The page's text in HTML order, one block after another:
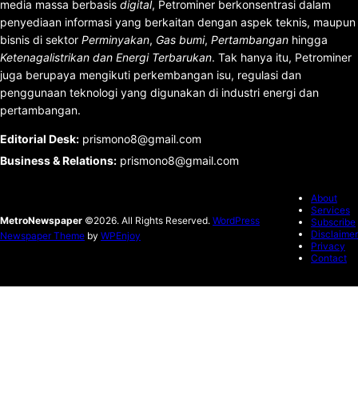
media massa berbasis digital, Petrominer berkonsentrasi dalam
penyediaan informasi yang berkaitan dengan aspek teknis, maupun
bisnis di sektor Perminyakan, Gas bumi, Pertambangan hingga
Ketenagalistrikan dan Energi Terbarukan. Tak hanya itu, Petrominer
juga berupaya mengikuti perkembangan isu, regulasi dan
penggunaan teknologi yang digunakan di industri energi dan
pertambangan.
Editorial Desk: prismono8@gmail.com
Business & Relations: prismono8@gmail.com
MetroNewspaper ©2026. All Rights Reserved. WordPress
Newspaper Theme by WPEnjoy
About
Services
Subscribe
Disclaimer
Privacy
Contact